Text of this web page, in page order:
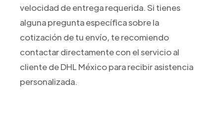
velocidad de entrega requerida. Si tienes
alguna pregunta específica sobre la
cotización de tu envío, te recomiendo
contactar directamente con el servicio al
cliente de DHL México para recibir asistencia
personalizada.